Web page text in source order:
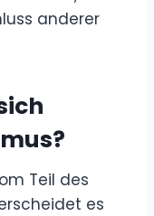
anderer
Teil des
es